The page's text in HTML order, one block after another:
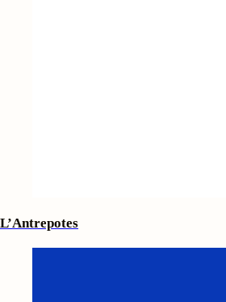
L’Antrepotes